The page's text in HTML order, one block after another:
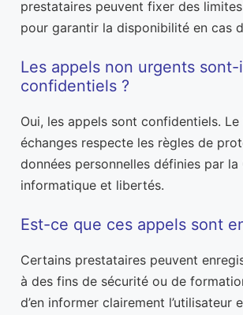
prestataires peuvent fixer des
pour garantir la disponibilité en cas
Les appels non urgents sont-
confidentiels ?
Oui, les appels sont confidentiels.
échanges respecte les règles de
données personnelles définies par la
informatique et libertés.
Est-ce que ces appels sont
Certains prestataires peuvent
à des fins de sécurité ou de
d’en informer clairement l’utilisateur